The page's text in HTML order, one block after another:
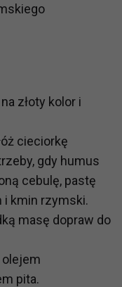
złoty kolor i
cieciorkę
gdy humus
cebulę, pastę
i kmin rzymski.
masę dopraw do
pita.